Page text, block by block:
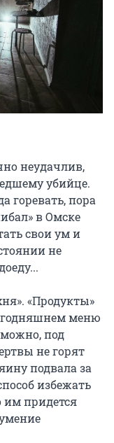
неудачлив,
убийце.
горевать, пора
в Омске
свои ум и
не
«Продукты»
меню
под
не горят
подвала за
избежать
им придется